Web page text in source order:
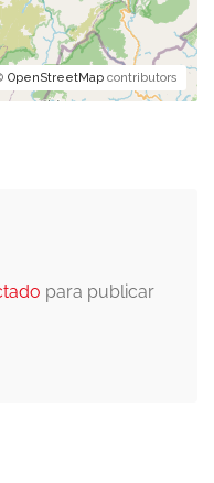
OpenStreetMap contributors
para publicar